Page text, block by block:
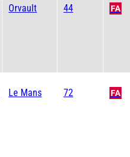
Orvault 44 FA
Le Mans 72 FA